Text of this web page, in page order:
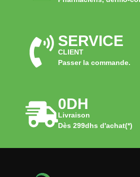
SERVICE
CLIENT
Passer la commande.
0DH
Livraison
Dès 299dhs d'achat(*)